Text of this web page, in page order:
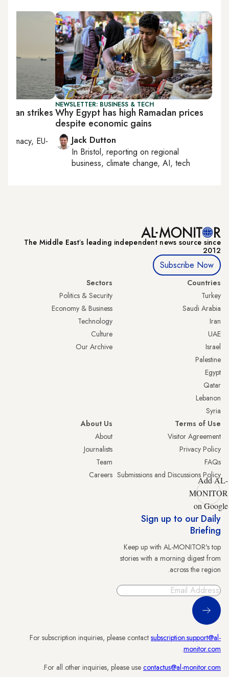
NEWSLETTER: BUSINESS & TECH
Why Egypt has high Ramadan prices
despite economic gains
Jack Dutton
In Bristol, reporting on regional
business, climate change, AI, tech
Iran strikes
EU-
The Middle Eastʼs leading independent news source since
2012
Subscribe Now
Countries
Turkey
Saudi Arabia
Iran
UAE
Israel
Palestine
Egypt
Qatar
Lebanon
Syria
Sectors
Politics & Security
Economy & Business
Technology
Culture
Our Archive
Terms of Use
Visitor Agreement
Privacy Policy
FAQs
Submissions and Discussions Policy
About Us
About
Journalists
Team
Careers
Add AL-
MONITOR
on Google
Sign up to our Daily
Briefing
Keep up with AL-MONITOR's top
stories with a morning digest from
across the region.
Sign Up
For subscription inquiries, please contact subscription.support@al-
monitor.com
.
For all other inquiries, please use contactus@al-monitor.com
.